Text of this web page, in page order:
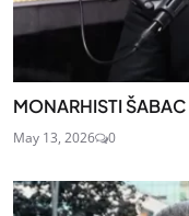
MONARHISTI
May 13, 2026 0